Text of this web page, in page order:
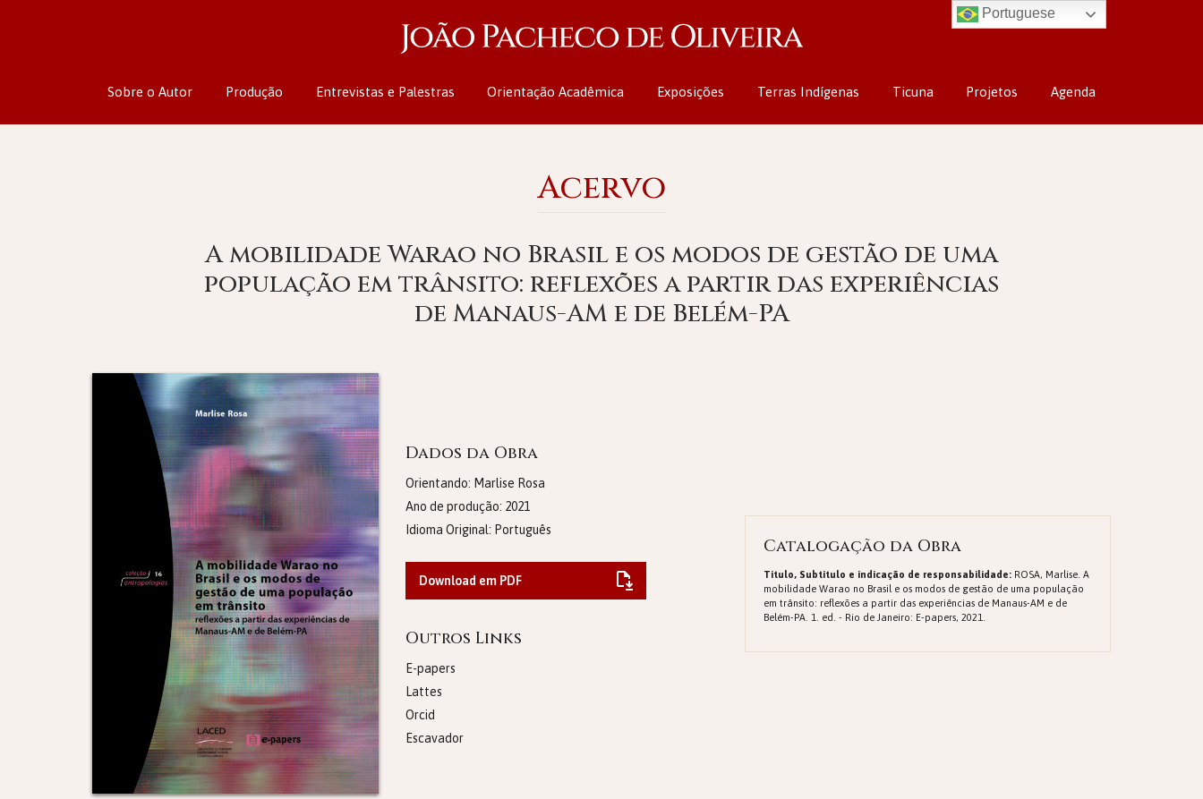
Sobre o Autor Produção Entrevistas e Palestras Orientação Acadêmica Exposições Terras Indígenas Ticuna Projetos Agenda
Acervo
A mobilidade Warao no Brasil e os modos de gestão de uma
população em trânsito: reflexões a partir das experiências
de Manaus-AM e de Belém-PA
Dados da Obra
Orientando: Marlise Rosa
Ano de produção: 2021
Idioma Original: Português
Download em PDF
Outros Links
E-papers
Lattes
Orcid
Escavador
Catalogação da Obra
Titulo, Subtitulo e indicação de responsabilidade: ROSA, Marlise. A
mobilidade Warao no Brasil e os modos de gestão de uma população
em trânsito: reflexões a partir das experiências de Manaus-AM e de
Belém-PA. 1. ed. - Rio de Janeiro: E-papers, 2021.
Portuguese